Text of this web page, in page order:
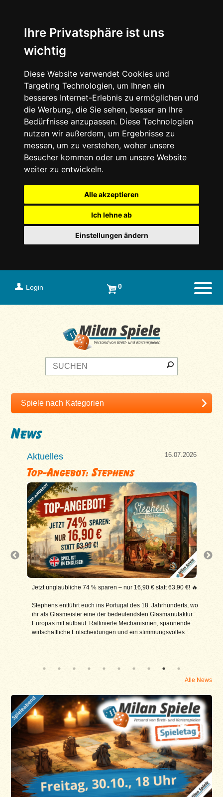
Ihre Privatsphäre ist uns
wichtig
Diese Website verwendet Cookies und
Targeting Technologien, um Ihnen ein
besseres Internet-Erlebnis zu ermöglichen und
die Werbung, die Sie sehen, besser an Ihre
Bedürfnisse anzupassen. Diese Technologien
nutzen wir außerdem, um Ergebnisse zu
messen, um zu verstehen, woher unsere
Besucher kommen oder um unsere Website
weiter zu entwickeln.
Alle akzeptieren
Ich lehne ab
Einstellungen ändern
Login 0
News
Aktuelles 16.07.2026
Top-Angebot: Stephens
Jetzt unglaubliche 74 % sparen – nur 16,90 € statt 63,90 €! 🔥
Stephens entführt euch ins Portugal des 18. Jahrhunderts, wo
ihr als Glasmeister eine der bedeutendsten Glasmanufaktur
Europas mit aufbaut. Raffinierte Mechanismen, spannende
wirtschaftliche Entscheidungen und ein stimmungsvolles
Alle News